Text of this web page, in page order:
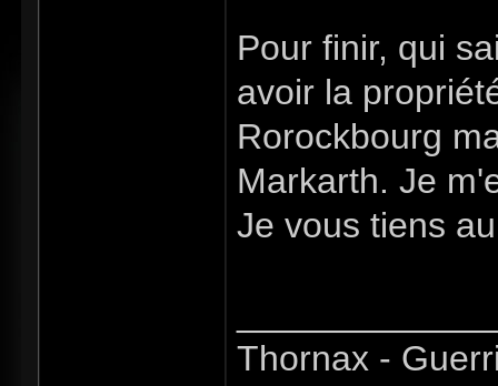
Pour finir, qui
avoir la
Rorockbourg
Markarth. Je
Je vous tiens
Thornax -